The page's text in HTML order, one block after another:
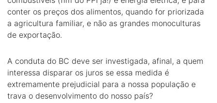
conter os preços dos alimentos, quando for priorizada
a agricultura familiar, e não as grandes monoculturas
de exportação.
A conduta do BC deve ser investigada, afinal, a quem
interessa disparar os juros se essa medida é
extremamente prejudicial para a nossa população e
trava o desenvolvimento do nosso país?